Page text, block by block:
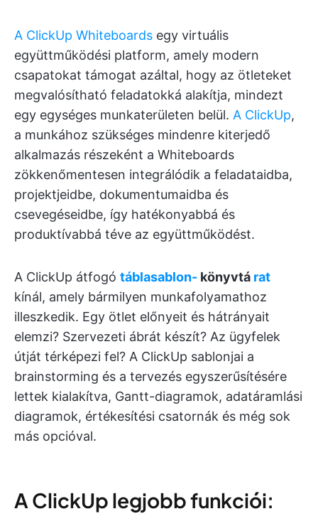
A ClickUp Whiteboards egy virtuális
együttműködési platform, amely modern
csapatokat támogat azáltal, hogy az ötleteket
megvalósítható feladatokká alakítja, mindezt
egy egységes munkaterületen belül. A ClickUp,
a munkához szükséges mindenre kiterjedő
alkalmazás részeként a Whiteboards
zökkenőmentesen integrálódik a feladataidba,
projektjeidbe, dokumentumaidba és
csevegéseidbe, így hatékonyabbá és
produktívabbá téve az együttműködést.
A ClickUp átfogó táblasablon- könyvtá rat
kínál, amely bármilyen munkafolyamathoz
illeszkedik. Egy ötlet előnyeit és hátrányait
elemzi? Szervezeti ábrát készít? Az ügyfelek
útját térképezi fel? A ClickUp sablonjai a
brainstorming és a tervezés egyszerűsítésére
lettek kialakítva, Gantt-diagramok, adatáramlási
diagramok, értékesítési csatornák és még sok
más opcióval.
A ClickUp legjobb funkciói: